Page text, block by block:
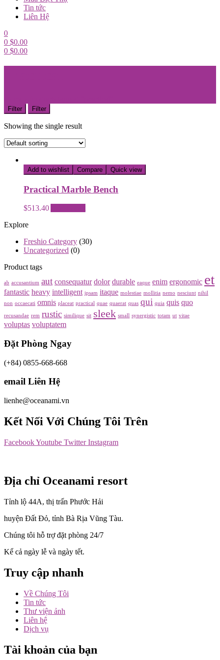
Tin tức
Liên Hệ
0
0 $0.00
0 $0.00
Filter Filter
Showing the single result
Add to wishlist Compare Quick view
Practical Marble Bench
$513.40
Explore
Freshio Category (30)
Uncategorized (0)
Product tags
ab accusantium aut consequatur dolor durable eaque enim ergonomic et
fantastic heavy intelligent ipsam itaque molestiae mollitia nemo nesciunt nihil
non occaecati omnis placeat practical quae quaerat quas qui quia quis quo
recusandae rem rustic similique sit sleek small synergistic totam ut vitae
voluptas voluptatem
Đặt Phòng Ngay
(+84) 0855-668-668
email Liên Hệ
lienhe@oceanami.vn
Kết Nối Với Chúng Tôi Trên
FacebookYoutube Twitter Instagram
Địa chỉ Oceanami resort
Tỉnh lộ 44A, thị trấn Phước Hải
huyện Đất Đỏ, tỉnh Bà Rịa Vũng Tàu.
Chúng tôi hỗ trợ đặt phòng 24/7
Kể cả ngày lễ và ngày tết.
Truy cập nhanh
Về Chúng Tôi
Tin tức
Thư viện ảnh
Liên hệ
Dịch vụ
Tài khoản của bạn